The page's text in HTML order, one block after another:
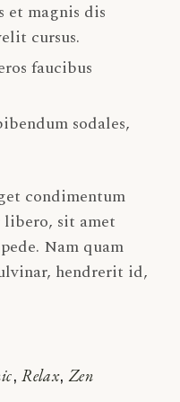
et magnis dis
cursus.
faucibus
sodales,
condimentum
libero, sit amet
Nam quam
hendrerit id,
Relax Zen